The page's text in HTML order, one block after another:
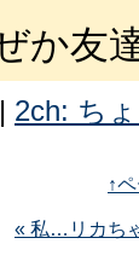
か友
2ch: ち
↑
« 私…リカち